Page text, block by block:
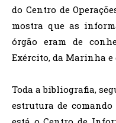
do Centro de
mostra que as
órgão eram de
Exército, da Marinha e
Toda a bibliografia,
estrutura de